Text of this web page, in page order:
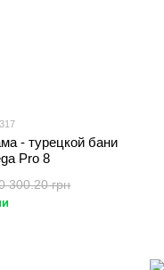
- турецкой бани
Pro 8
300.20 грн